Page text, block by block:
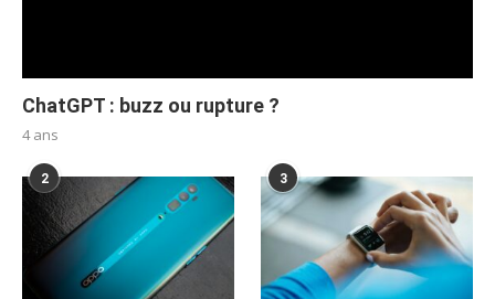
ChatGPT : buzz ou rupture ?
4 ans
2 3